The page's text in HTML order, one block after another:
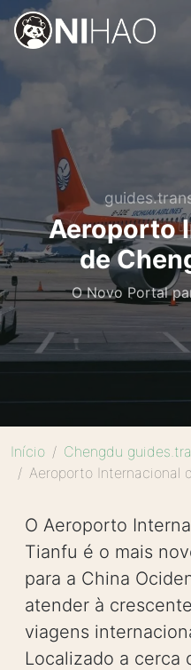
Aeroporto
de
O Novo Portal
Início
Chengdu
Aeroporto Internacional
O Aeroporto
Tianfu é o mais
para a China
atender à
viagens
Localizado a cerca